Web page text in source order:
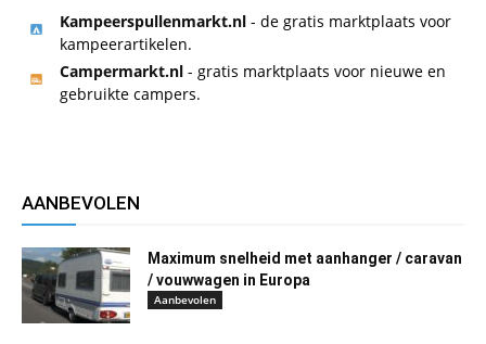
Kampeerspullenmarkt.nl - de gratis marktplaats voor
kampeerartikelen.
Campermarkt.nl - gratis marktplaats voor nieuwe en
gebruikte campers.
AANBEVOLEN
Maximum snelheid met aanhanger / caravan
/ vouwwagen in Europa
Aanbevolen